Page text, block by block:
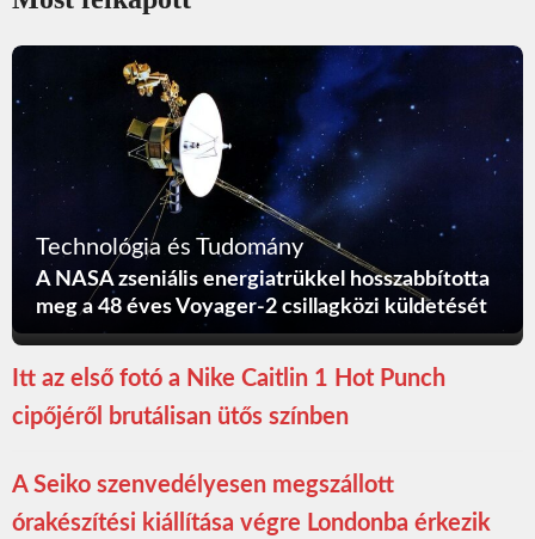
Technológia és Tudomány
A NASA zseniális energiatrükkel hosszabbította
meg a 48 éves Voyager-2 csillagközi küldetését
Itt az első fotó a Nike Caitlin 1 Hot Punch
cipőjéről brutálisan ütős színben
A Seiko szenvedélyesen megszállott
órakészítési kiállítása végre Londonba érkezik